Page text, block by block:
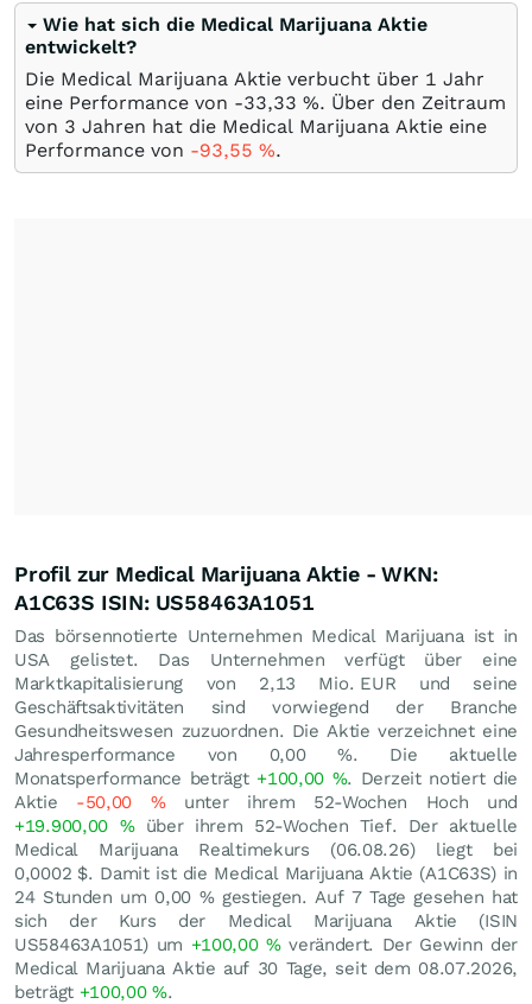
Wie hat sich die Medical Marijuana Aktie
entwickelt?
Die Medical Marijuana Aktie verbucht über 1 Jahr
eine Performance von -33,33 %. Über den Zeitraum
von 3 Jahren hat die Medical Marijuana Aktie eine
Performance von -93,55 %.
Profil zur Medical Marijuana Aktie - WKN:
A1C63S ISIN: US58463A1051
Das börsennotierte Unternehmen Medical Marijuana ist in
USA gelistet. Das Unternehmen verfügt über eine
Marktkapitalisierung von 2,13 Mio. EUR und seine
Geschäftsaktivitäten sind vorwiegend der Branche
Gesundheitswesen zuzuordnen. Die Aktie verzeichnet eine
Jahresperformance von 0,00%. Die aktuelle
Monatsperformance beträgt +100,00 %. Derzeit notiert die
Aktie -50,00 %unter ihrem 52-Wochen Hoch und
+19.900,00 %über ihrem 52-Wochen Tief. Der aktuelle
Medical Marijuana Realtimekurs (06.08.26) liegt bei
0,0002 $. Damit ist die Medical Marijuana Aktie (A1C63S) in
24 Stunden um 0,00 %gestiegen. Auf 7 Tage gesehen hat
sich der Kurs der Medical Marijuana Aktie (ISIN
US58463A1051) um +100,00 %verändert. Der Gewinn der
Medical Marijuana Aktie auf 30 Tage, seit dem 08.07.2026,
beträgt +100,00%.